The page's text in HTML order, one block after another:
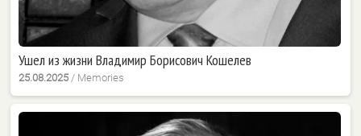
Ушел из жизни Владимир Борисович Кошелев
25.08.2025 / Memories